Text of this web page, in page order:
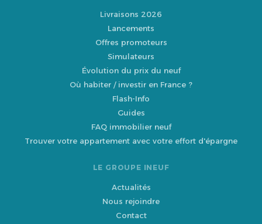
Livraisons 2026
Lancements
Offres promoteurs
Simulateurs
Évolution du prix du neuf
Où habiter / investir en France ?
Flash-Info
Guides
FAQ immobilier neuf
Trouver votre appartement avec votre effort d'épargne
LE GROUPE INEUF
Actualités
Nous rejoindre
Contact